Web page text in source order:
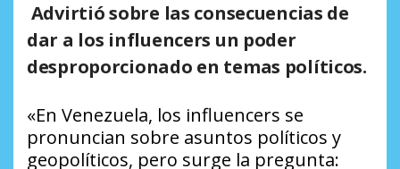
Advirtió sobre las consecuencias de
dar a los influencers un poder
desproporcionado en temas políticos.
«En Venezuela, los influencers se
pronuncian sobre asuntos políticos y
geopolíticos, pero surge la pregunta: